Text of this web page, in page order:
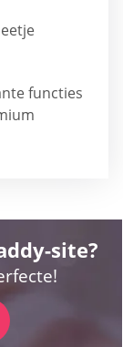
functies
site?